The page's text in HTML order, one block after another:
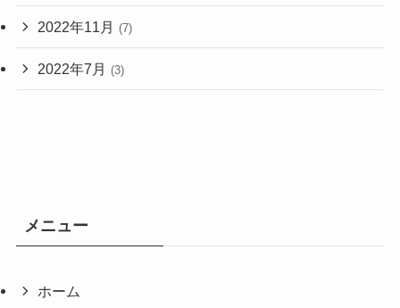
2022年11月 (7)
2022年7月 (3)
メニュー
ホーム